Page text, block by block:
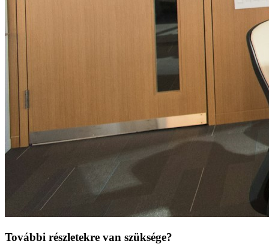
További részletekre van szüksége?